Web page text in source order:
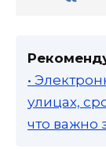
•
улицах,
что важно